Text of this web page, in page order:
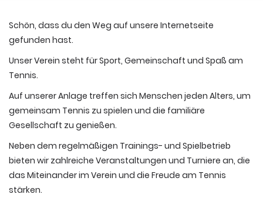
Schön, dass du den Weg auf unsere Internetseite
gefunden hast.
Unser Verein steht für Sport, Gemeinschaft und Spaß am
Tennis.
Auf unserer Anlage treffen sich Menschen jeden Alters, um
gemeinsam Tennis zu spielen und die familiäre
Gesellschaft zu genießen.
Neben dem regelmäßigen Trainings- und Spielbetrieb
bieten wir zahlreiche Veranstaltungen und Turniere an, die
das Miteinander im Verein und die Freude am Tennis
stärken.